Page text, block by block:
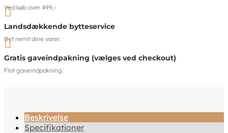
Ved køb over 499,-

Landsdækkende bytteservice
Byt nemt dine varer.

Gratis gaveindpakning (vælges ved checkout)
Flot gaveindpakning.
Beskrivelse
Specifikationer